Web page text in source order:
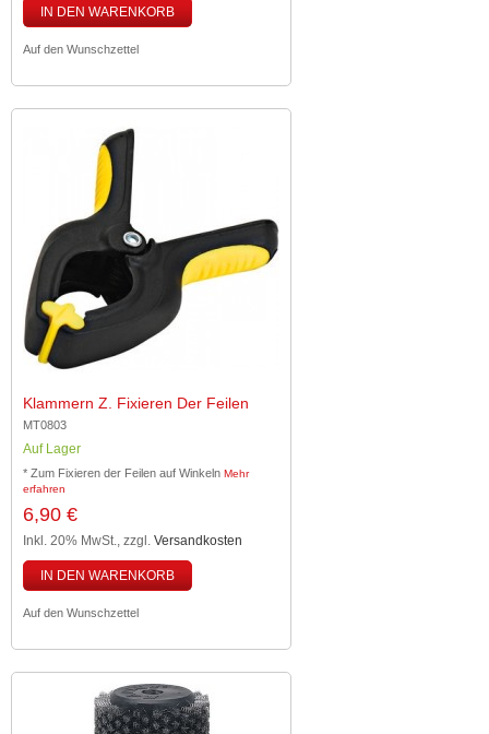
IN DEN WARENKORB
Auf den Wunschzettel
Klammern Z. Fixieren Der Feilen
MT0803
Auf Lager
* Zum Fixieren der Feilen auf Winkeln Mehr
erfahren
6,90 €
Inkl. 20% MwSt., zzgl. Versandkosten
IN DEN WARENKORB
Auf den Wunschzettel